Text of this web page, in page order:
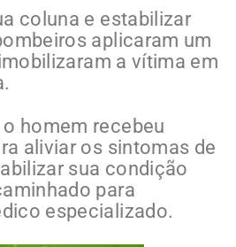
coluna e estabilizar
aplicaram um
a vítima em
homem recebeu
aliviar os sintomas de
sua condição
para
especializado.